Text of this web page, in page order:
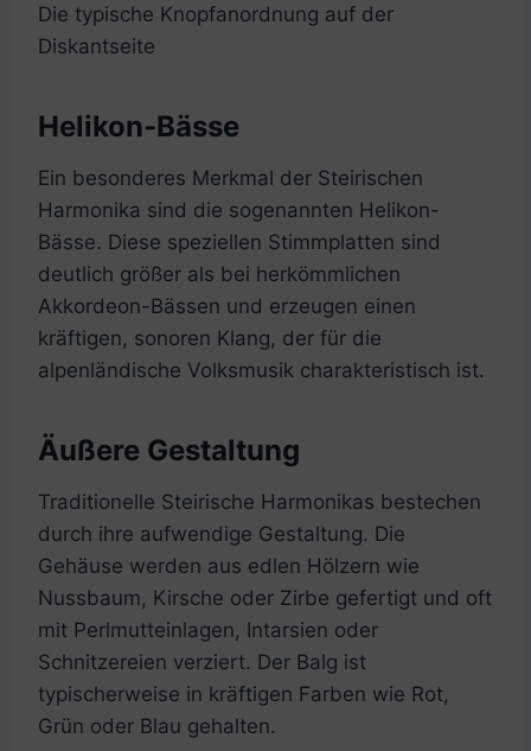
Die typische Knopfanordnung auf der
Diskantseite
Helikon-Bässe
Ein besonderes Merkmal der Steirischen
Harmonika sind die sogenannten Helikon-
Bässe. Diese speziellen Stimmplatten sind
deutlich größer als bei herkömmlichen
Akkordeon-Bässen und erzeugen einen
kräftigen, sonoren Klang, der für die
alpenländische Volksmusik charakteristisch ist.
Äußere Gestaltung
Traditionelle Steirische Harmonikas bestechen
durch ihre aufwendige Gestaltung. Die
Gehäuse werden aus edlen Hölzern wie
Nussbaum, Kirsche oder Zirbe gefertigt und oft
mit Perlmutteinlagen, Intarsien oder
Schnitzereien verziert. Der Balg ist
typischerweise in kräftigen Farben wie Rot,
Grün oder Blau gehalten.